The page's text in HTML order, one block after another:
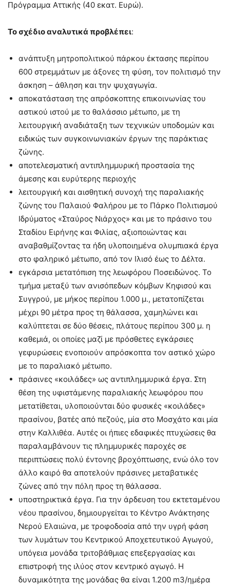
Πρόγραμμα Αττικής (40 εκατ. Ευρώ).
Το σχέδιο αναλυτικά προβλέπει:
ανάπτυξη μητροπολιτικού πάρκου έκτασης περίπου
600 στρεμμάτων με άξονες τη φύση, τον πολιτισμό την
άσκηση – άθληση και την ψυχαγωγία.
αποκατάσταση της απρόσκοπτης επικοινωνίας του
αστικού ιστού με το θαλάσσιο μέτωπο, με τη
λειτουργική αναδιάταξη των τεχνικών υποδομών και
ειδικώς των συγκοινωνιακών έργων της παράκτιας
ζώνης.
αποτελεσματική αντιπλημμυρική προστασία της
άμεσης και ευρύτερης περιοχής
λειτουργική και αισθητική συνοχή της παραλιακής
ζώνης του Παλαιού Φαλήρου με το Πάρκο Πολιτισμού
Ιδρύματος «Σταύρος Νιάρχος» και με το πράσινο του
Σταδίου Ειρήνης και Φιλίας, αξιοποιώντας και
αναβαθμίζοντας τα ήδη υλοποιημένα ολυμπιακά έργα
στο φαληρικό μέτωπο, από τον Ιλισό έως το Δέλτα.
εγκάρσια μετατόπιση της λεωφόρου Ποσειδώνος. Το
τμήμα μεταξύ των ανισόπεδων κόμβων Κηφισού και
Συγγρού, με μήκος περίπου 1.000 μ., μετατοπίζεται
μέχρι 90 μέτρα προς τη θάλασσα, χαμηλώνει και
καλύπτεται σε δύο θέσεις, πλάτους περίπου 300 μ. η
καθεμιά, οι οποίες μαζί με πρόσθετες εγκάρσιες
γεφυρώσεις ενοποιούν απρόσκοπτα τον αστικό χώρο
με το παραλιακό μέτωπο.
πράσινες «κοιλάδες» ως αντιπλημμυρικά έργα. Στη
θέση της υφιστάμενης παραλιακής λεωφόρου που
μετατίθεται, υλοποιούνται δύο φυσικές «κοιλάδες»
πρασίνου, βατές από πεζούς, μία στο Μοσχάτο και μία
στην Καλλιθέα. Αυτές οι ήπιες εδαφικές πτυχώσεις θα
παραλαμβάνουν τις πλημμυρικές παροχές σε
περιπτώσεις πολύ έντονης βροχόπτωσης, ενώ όλο τον
άλλο καιρό θα αποτελούν πράσινες μεταβατικές
ζώνες από την πόλη προς τη θάλασσα.
υποστηρικτικά έργα. Για την άρδευση του εκτεταμένου
νέου πρασίνου, δημιουργείται το Κέντρο Ανάκτησης
Νερού Ελαιώνα, με τροφοδοσία από την υγρή φάση
των λυμάτων του Κεντρικού Αποχετευτικού Αγωγού,
υπόγεια μονάδα τριτοβάθμιας επεξεργασίας και
επιστροφή της ιλύος στον κεντρικό αγωγό. Η
δυναμικότητα της μονάδας θα είναι 1.200 m3/ημέρα